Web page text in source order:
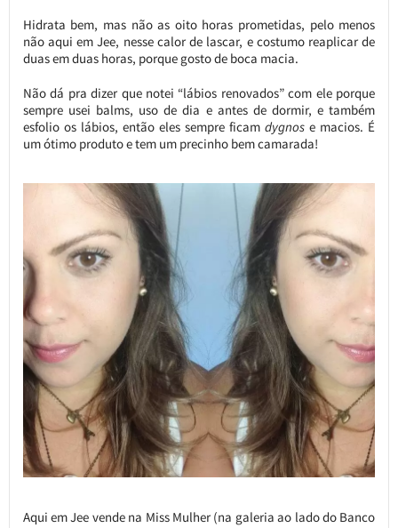
Hidrata bem, mas não as oito horas prometidas, pelo menos
não aqui em Jee, nesse calor de lascar, e costumo reaplicar de
duas em duas horas, porque gosto de boca macia.
Não dá pra dizer que notei “lábios renovados” com ele porque
sempre usei balms, uso de dia e antes de dormir, e também
esfolio os lábios, então eles sempre ficam dygnos e macios. É
um ótimo produto e tem um precinho bem camarada!
Aqui em Jee vende na Miss Mulher (na galeria ao lado do Banco